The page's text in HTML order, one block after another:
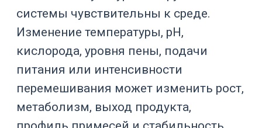
программное управление
биореактором
Программное управление нужно во